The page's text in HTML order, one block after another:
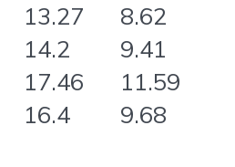
13.27
8.62
14.2
9.41
17.46
11.59
16.4
9.68